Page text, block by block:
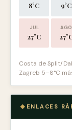
8°C 9°C
JUL
27°C
AGO
Costa de Split/
Zagreb 5–8°C
ENLACES